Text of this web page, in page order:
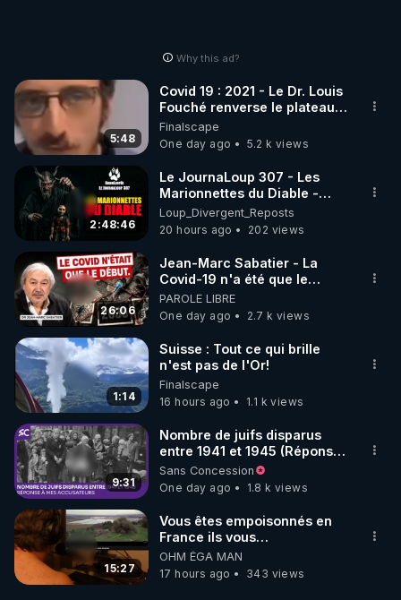
Why this ad?
5:48
Covid 19 : 2021 - Le Dr. Louis
Fouché renverse le plateau
de CNews !
Finalscape
One day ago
5.2 k views
2:48:46
Le JournaLoup 307 - Les
Marionnettes du Diable -
Loup Divergent 2026.08.07
Loup_Divergent_Reposts
20 hours ago
202 views
26:06
Jean-Marc Sabatier - La
Covid-19 n'a été que le
début - L'ARNm & l'ARNm-aa
jusqu où auront-t-il ?
PAROLE LIBRE
One day ago
2.7 k views
1:14
Suisse : Tout ce qui brille
n'est pas de l'Or!
Finalscape
16 hours ago
1.1 k views
9:31
Nombre de juifs disparus
entre 1941 et 1945 (Réponse
à mes accusateurs)
Sans Concession
One day ago
1.8 k views
15:27
Vous êtes empoisonnés en
France ils vous
empoisonnent tranquille
OHM ÉGA MAN
17 hours ago
343 views